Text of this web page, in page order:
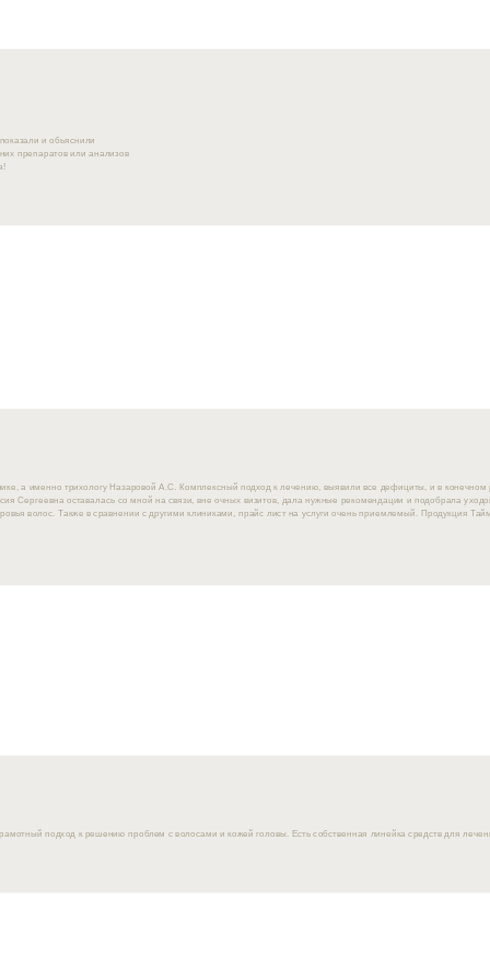
и обьяснили
препаратов или анализов
а именно трихологу Назаровой А.С. Комплексный подход к лечению, выявили все дефициты, и в конечном
Сергеевна оставалась со мной на связи, вне очных визитов, дала нужные рекомендации и подобрала
волос. Также в сравнении с другими клиниками, прайс лист на услуги очень приемлемый. Продукция
подход к решению проблем с волосами и кожей головы. Есть собственная линейка средств для